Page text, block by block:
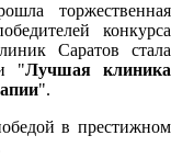
торжественная
конкурса
Саратов стала
"Лучшая клиника
".
в престижном